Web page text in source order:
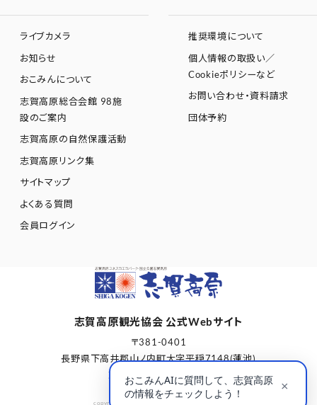
ライブカメラ
お知らせ
おこみんについて
志賀高原総合会館 98施
設のご案内
志賀高原の自然保護活動
志賀高原リンク集
サイトマップ
よくある質問
会員ログイン
推奨環境について
個人情報の取扱い／
Cookieポリシーなど
お問い合わせ・資料請求
団体予約
志賀高原観光協会 公式Webサイト
〒381-0401
長野県下高井郡山ノ内町大字平穏7148(蓮池)
志賀高原総合会館98内
copyright © Shigakogen Tourism Association.